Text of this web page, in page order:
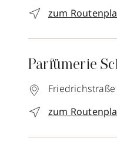
zum
Parfümerie
Friedrichstraße
zum